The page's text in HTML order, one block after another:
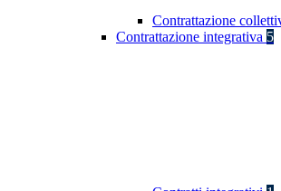
Contrattazione
Contrattazione integrativa 5